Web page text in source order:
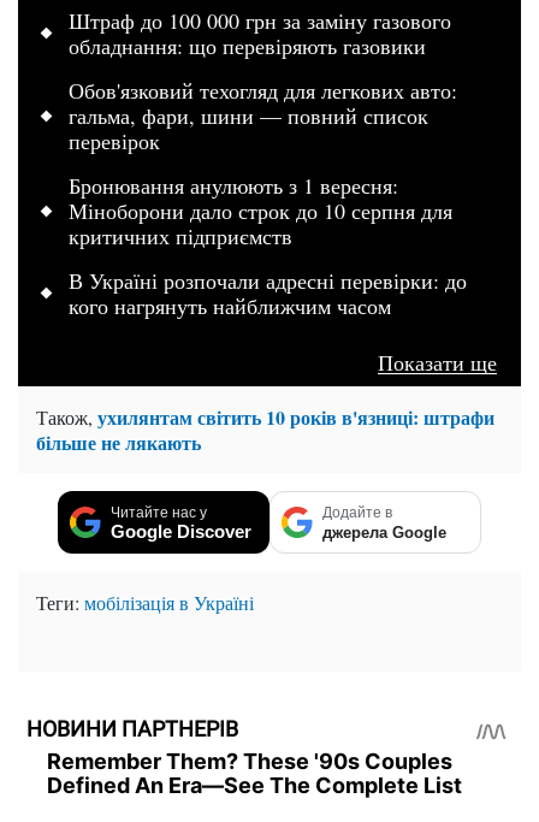
Штраф до 100 000 грн за заміну газового
обладнання: що перевіряють газовики
Обов'язковий техогляд для легкових авто:
гальма, фари, шини — повний список
перевірок
Бронювання анулюють з 1 вересня:
Міноборони дало строк до 10 серпня для
критичних підприємств
В Україні розпочали адресні перевірки: до
кого нагрянуть найближчим часом
Показати ще
Також, ухилянтам світить 10 років в'язниці: штрафи
більше не лякають
Читайте нас у
Google Discover
Додайте в
джерела Google
Теги: мобілізація в Україні
НОВИНИ ПАРТНЕРІВ
Remember Them? These '90s Couples
Defined An Era—See The Complete List